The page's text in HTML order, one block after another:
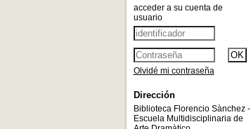
acceder a su cuenta de
usuario
Olvidé mi contraseña
Dirección
Biblioteca Florencio Sànchez -
Escuela Multidisciplinaria de